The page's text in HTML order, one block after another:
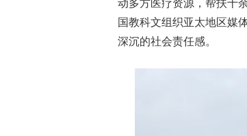
动多方医疗资源，帮扶十
国教科文组织亚太地区媒
深沉的社会责任感。